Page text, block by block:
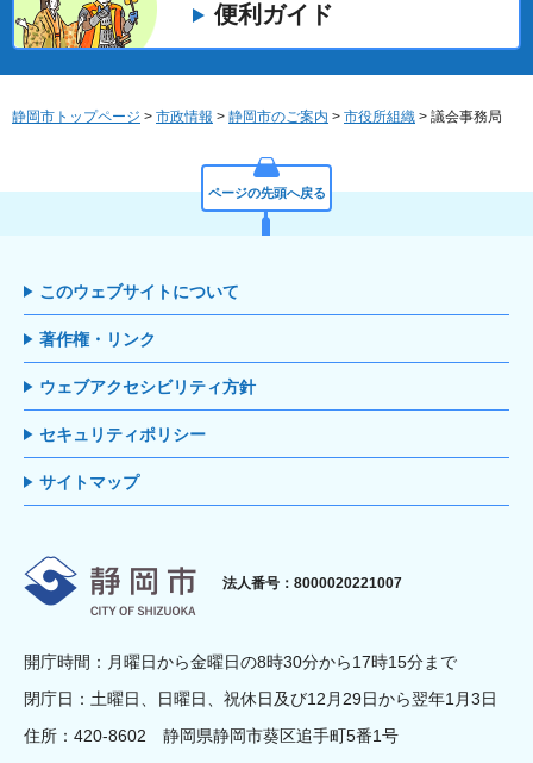
便利ガイド
静岡市トップページ > 市政情報 > 静岡市のご案内 > 市役所組織 > 議会事務局
ページの先頭へ戻る
このウェブサイトについて
著作権・リンク
ウェブアクセシビリティ方針
セキュリティポリシー
サイトマップ
静岡市
法人番号：8000020221007
開庁時間：月曜日から金曜日の8時30分から17時15分まで
閉庁日：土曜日、日曜日、祝休日及び12月29日から翌年1月3日
住所：420-8602 静岡県静岡市葵区追手町5番1号